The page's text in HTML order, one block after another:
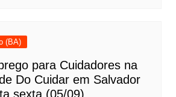
(BA)
para Cuidadores na
Do Cuidar em Salvador
sexta (05/09)